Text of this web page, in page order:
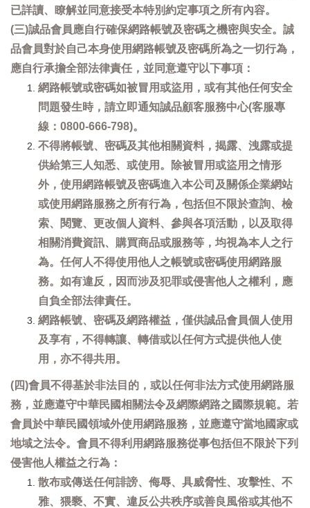
已詳讀、瞭解並同意接受本特別約定事項之所有內容。
(三)誠品會員應自行確保網路帳號及密碼之機密與安全。誠
品會員對於自己本身使用網路帳號及密碼所為之一切行為，
應自行承擔全部法律責任，並同意遵守以下事項：
網路帳號或密碼如被冒用或盜用，或有其他任何安全
問題發生時，請立即通知誠品顧客服務中心(客服專
線：0800-666-798)。
不得將帳號、密碼及其他相關資料，揭露、洩露或提
供給第三人知悉、或使用。除被冒用或盜用之情形
外，使用網路帳號及密碼進入本公司及關係企業網站
或使用網路服務之所有行為，包括但不限於查詢、檢
索、閱覽、更改個人資料、參與各項活動，以及取得
相關消費資訊、購買商品或服務等，均視為本人之行
為。任何人不得使用他人之帳號或密碼使用網路服
務。如有違反，因而涉及犯罪或侵害他人之權利，應
自負全部法律責任。
網路帳號、密碼及網路權益，僅供誠品會員個人使用
及享有，不得轉讓、轉借或以任何方式提供他人使
用，亦不得共用。
(四)會員不得基於非法目的，或以任何非法方式使用網路服
務，並應遵守中華民國相關法令及網際網路之國際規範。若
會員於中華民國領域外使用網路服務，並應遵守當地國家或
地域之法令。會員不得利用網路服務從事包括但不限於下列
侵害他人權益之行為：
散布或傳送任何誹謗、侮辱、具威脅性、攻擊性、不
雅、猥褻、不實、違反公共秩序或善良風俗或其他不